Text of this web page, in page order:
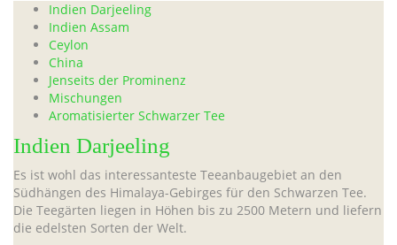
Indien Darjeeling
Indien Assam
Ceylon
China
Jenseits der Prominenz
Mischungen
Aromatisierter Schwarzer Tee
Indien Darjeeling
Es ist wohl das interessanteste Teeanbaugebiet an den
Südhängen des Himalaya-Gebirges für den Schwarzen Tee.
Die Teegärten liegen in Höhen bis zu 2500 Metern und liefern
die edelsten Sorten der Welt.